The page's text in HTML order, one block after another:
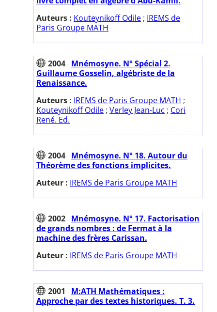
Auteurs : Kouteynikoff Odile ; IREMS de
Paris Groupe MATH
2004 Mnémosyne. N° Spécial 2.
Guillaume Gosselin, algébriste de la
Renaissance.
Auteurs : IREMS de Paris Groupe MATH ;
Kouteynikoff Odile ; Verley Jean-Luc ; Cori
René. Ed.
2004 Mnémosyne. N° 18. Autour du
Théorème des fonctions implicites.
Auteur : IREMS de Paris Groupe MATH
2002 Mnémosyne. N° 17. Factorisation
de grands nombres : de Fermat à la
machine des frères Carissan.
Auteur : IREMS de Paris Groupe MATH
2001
M:ATH Mathématiques :
Approche par des textes historiques. T. 3.